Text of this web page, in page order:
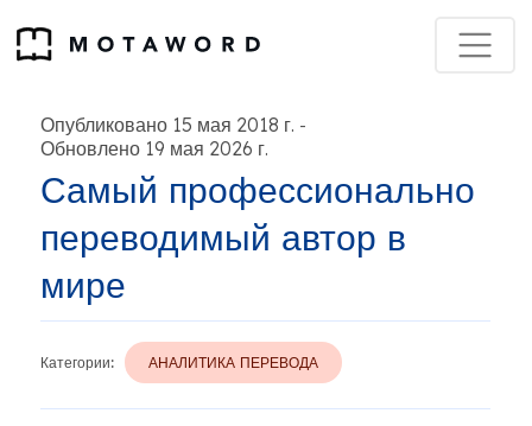
Опубликовано 15 мая 2018 г. -
Обновлено 19 мая 2026 г.
Самый профессионально
переводимый автор в
мире
Категории: АНАЛИТИКА ПЕРЕВОДА